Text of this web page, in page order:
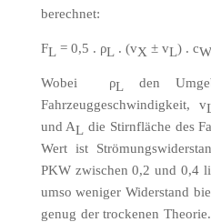
berechnet:
FL = 0,5 . ρL . (vX ± vL) . cW
Wobei ρL den
Fahrzeuggeschwindigkeit, v
und AL die Stirnfläche des
Wert ist
PKW zwischen 0,2 und 0,4
umso weniger Widerstand
genug der trockenen